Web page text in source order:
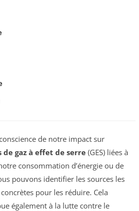
de notre impact sur
de gaz à effet de serre (GES) liées à
consommation d’énergie ou de
pouvons identifier les sources les
pour les réduire. Cela
également à la lutte contre le